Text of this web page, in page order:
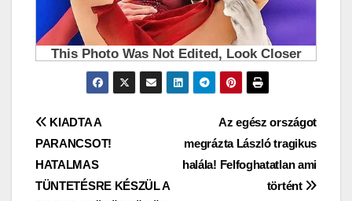
Bejegyzés
navigáció
Az egész országot
megrázta László tragikus
halála! Felfoghatatlan ami
történt
KIADTA A
PARANCSOT!
HATALMAS
TÜNTETÉSRE KÉSZÜL A